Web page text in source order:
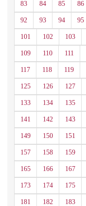
83 84 85 86
92 93 94 95
101 102 103
109 110 111
117 118 119
125 126 127
133 134 135
141 142 143
149 150 151
157 158 159
165 166 167
173 174 175
181 182 183